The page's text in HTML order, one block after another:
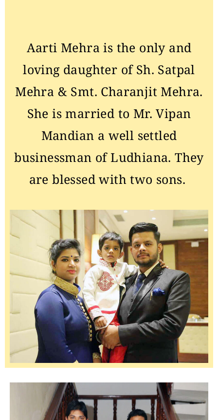
Aarti Mehra is the only and
loving daughter of Sh. Satpal
Mehra & Smt. Charanjit Mehra.
She is married to Mr. Vipan
Mandian a well settled
businessman of Ludhiana. They
are blessed with two sons.